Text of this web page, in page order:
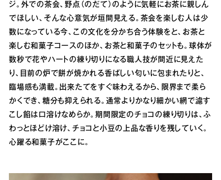
ジ。外での茶会、野点（のだて）のように気軽にお茶に親しん
でほしい、そんな心意気が垣間見える。茶会を楽しむ人は少
数になっている今、この文化を分かち合う体験をと、お茶と
楽しむ和菓子コースのほか、お茶と和菓子のセットも。球体が
数秒で花やハートの練り切りになる職人技が間近に見えた
り、目前の炉で餅が焼かれる香ばしい匂いに包まれたりと、
臨場感も満載。出来たてをすぐ味わえるから、限界まで柔ら
かくでき、糖分も抑えられる。通常よりかなり細かい網で濾す
こし餡は口溶けなめらか。期間限定のチョコの練り切りは、ふ
わっとほどけ溶け、チョコと小豆の上品な香りを残していく。
心躍る和菓子がここに。